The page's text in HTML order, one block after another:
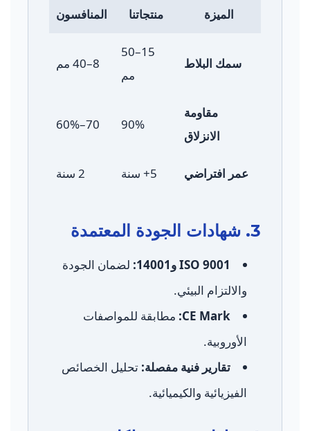
الميزة منتجاتنا المنافسون
سمك البلاط
15–50
مم
8–40 مم
مقاومة
الانزلاق
90%
70–60%
عمر افتراضي 5+ سنة 2 سنة
3. شهادات الجودة المعتمدة
ISO 9001 و14001:
لضمان الجودة
والالتزام البيئي.
CE Mark: مطابقة للمواصفات
الأوروبية.
تقارير فنية مفصلة: تحليل الخصائص
الفيزيائية والكيميائية.